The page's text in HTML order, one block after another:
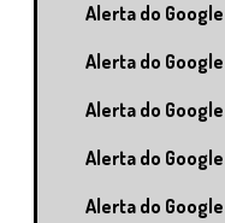
Alerta do
Alerta do
Alerta do
Alerta do
Alerta do